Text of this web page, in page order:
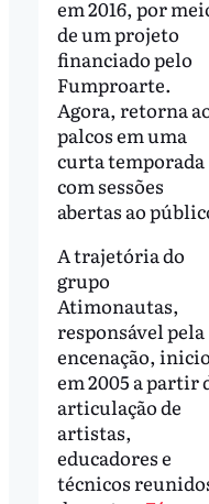
em 2016, por
de um projeto
financiado pelo
Fumproarte.
Agora, retorna
palcos em uma
curta temporada
com sessões
abertas ao
A trajetória do
grupo
Atimonautas,
responsável pela
encenação,
em 2005 a partir
articulação de
artistas,
educadores e
técnicos